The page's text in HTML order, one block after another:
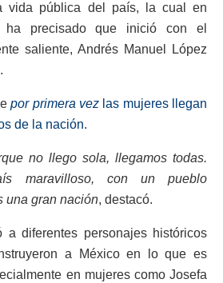
vida pública del país, la cual en
ha precisado que inició con el
saliente, Andrés Manuel López
por primera vezlas mujeres llegan
de la nación.
no llego sola, llegamos todas.
maravilloso, con un pueblo
una gran nación, destacó.
a diferentes personajes históricos
a México en lo que es
en mujeres como Josefa